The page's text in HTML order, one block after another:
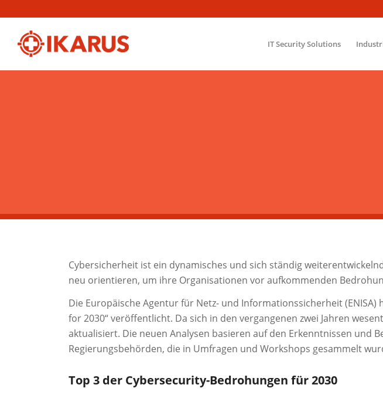
IT Security Solutions
Cybersicherheit ist ein dynamisches und sich ständig
neu orientieren, um ihre Organisationen vor aufkommenden
Die Europäische Agentur für Netz- und Informationssicherheit
for 2030“ veröffentlicht. Da sich in den vergangenen zwei Jahren
aktualisiert. Die neuen Analysen basieren auf den Erkenntnissen und
Regierungsbehörden, die in Umfragen und Workshops gesammelt
Top 3 der Cybersecurity-Bedrohungen für 2030